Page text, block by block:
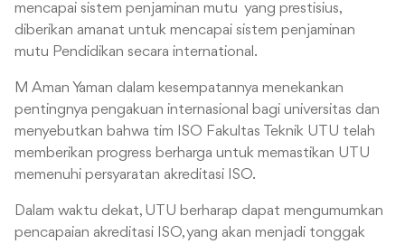
mencapai sistem penjaminan mutu yang prestisius,
diberikan amanat untuk mencapai sistem penjaminan
mutu Pendidikan secara international.
M Aman Yaman dalam kesempatannya menekankan
pentingnya pengakuan internasional bagi universitas dan
menyebutkan bahwa tim ISO Fakultas Teknik UTU telah
memberikan progress berharga untuk memastikan UTU
memenuhi persyaratan akreditasi ISO.
Dalam waktu dekat, UTU berharap dapat mengumumkan
pencapaian akreditasi ISO, yang akan menjadi tonggak